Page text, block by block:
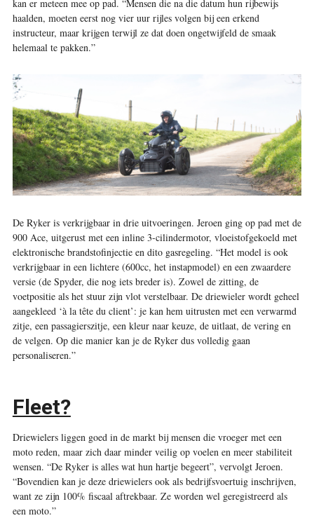
kan er meteen mee op pad. “Mensen die na die datum hun rijbewijs
haalden, moeten eerst nog vier uur rijles volgen bij een erkend
instructeur, maar krijgen terwijl ze dat doen ongetwijfeld de smaak
helemaal te pakken.”
De Ryker is verkrijgbaar in drie uitvoeringen. Jeroen ging op pad met de
900 Ace, uitgerust met een inline 3-cilindermotor, vloeistofgekoeld met
elektronische brandstofinjectie en dito gasregeling. “Het model is ook
verkrijgbaar in een lichtere (600cc, het instapmodel) en een zwaardere
versie (de Spyder, die nog iets breder is). Zowel de zitting, de
voetpositie als het stuur zijn vlot verstelbaar. De driewieler wordt geheel
aangekleed ‘à la tête du client’: je kan hem uitrusten met een verwarmd
zitje, een passagierszitje, een kleur naar keuze, de uitlaat, de vering en
de velgen. Op die manier kan je de Ryker dus volledig gaan
personaliseren.”
Fleet?
Driewielers liggen goed in de markt bij mensen die vroeger met een
moto reden, maar zich daar minder veilig op voelen en meer stabiliteit
wensen. “De Ryker is alles wat hun hartje begeert”, vervolgt Jeroen.
“Bovendien kan je deze driewielers ook als bedrijfsvoertuig inschrijven,
want ze zijn 100% fiscaal aftrekbaar. Ze worden wel geregistreerd als
een moto.”